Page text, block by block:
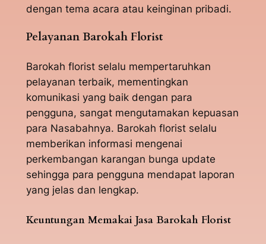
dengan tema acara atau keinginan pribadi.
Pelayanan Barokah Florist
Barokah florist selalu mempertaruhkan
pelayanan terbaik, mementingkan
komunikasi yang baik dengan para
pengguna, sangat mengutamakan kepuasan
para Nasabahnya. Barokah florist selalu
memberikan informasi mengenai
perkembangan karangan bunga update
sehingga para pengguna mendapat laporan
yang jelas dan lengkap.
Keuntungan Memakai Jasa Barokah Florist